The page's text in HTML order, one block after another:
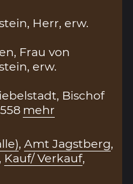
Herr, erw.
Frau von
erw.
Bischof
mehr
,Amt Jagstberg,
, Kauf/ Verkauf,